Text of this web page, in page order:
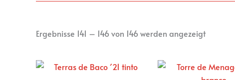
Ergebnisse 141 – 146 von 146 werden angezeigt